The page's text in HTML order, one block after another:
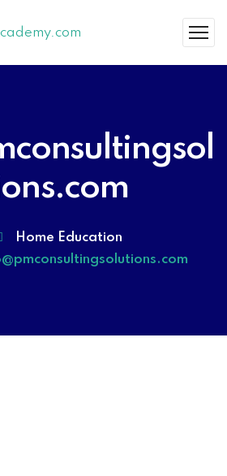
Home Education